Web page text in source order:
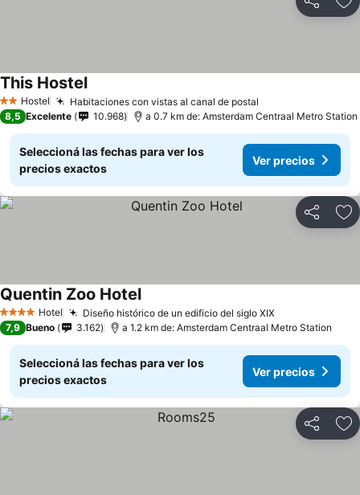
Compartir
2 Estrellas
Hostel Habitaciones con vistas al canal de postal
This Hostel
8,5 Excelente 10.968 a 0.7 km de: Amsterdam Centraal Metro Station
Seleccioná las fechas para ver los
precios exactos
Ver precios
Compartir
4 EstrellasHotel Diseño histórico de un edificio del siglo XIX
Quentin Zoo Hotel
7,9 Bueno 3.162 a 1.2 km de: Amsterdam Centraal Metro Station
Seleccioná las fechas para ver los
precios exactos
Ver precios
Compartir